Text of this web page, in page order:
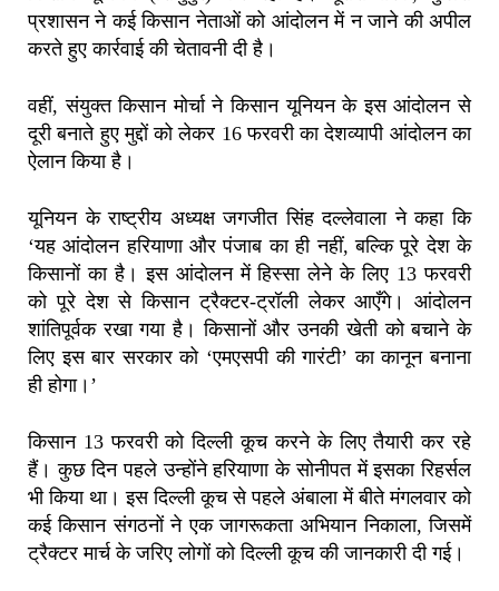
प्रशासन ने कई किसान नेताओं को आंदोलन में न जाने की अपील
करते हुए कार्रवाई की चेतावनी दी है।
वहीं, संयुक्त किसान मोर्चा ने किसान यूनियन के इस आंदोलन से
दूरी बनाते हुए मुद्दों को लेकर 16 फरवरी का देशव्यापी आंदोलन का
ऐलान किया है।
यूनियन के राष्ट्रीय अध्यक्ष जगजीत सिंह दल्लेवाला ने कहा कि
‘यह आंदोलन हरियाणा और पंजाब का ही नहीं, बल्कि पूरे देश के
किसानों का है। इस आंदोलन में हिस्सा लेने के लिए 13 फरवरी
को पूरे देश से किसान ट्रैक्टर-ट्रॉली लेकर आएँगे। आंदोलन
शांतिपूर्वक रखा गया है। किसानों और उनकी खेती को बचाने के
लिए इस बार सरकार को ‘एमएसपी की गारंटी’ का कानून बनाना
ही होगा।’
किसान 13 फरवरी को दिल्ली कूच करने के लिए तैयारी कर रहे
हैं। कुछ दिन पहले उन्होंने हरियाणा के सोनीपत में इसका रिहर्सल
भी किया था। इस दिल्ली कूच से पहले अंबाला में बीते मंगलवार को
कई किसान संगठनों ने एक जागरूकता अभियान निकाला, जिसमें
ट्रैक्टर मार्च के जरिए लोगों को दिल्ली कूच की जानकारी दी गई।